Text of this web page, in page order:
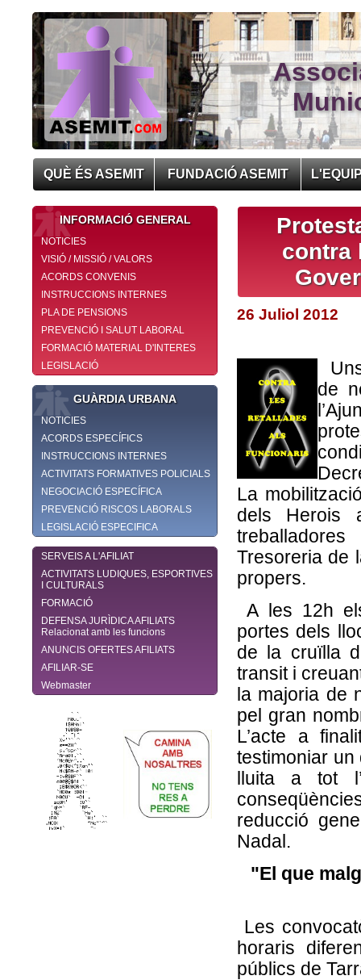
QUÈ ÉS ASEMIT FUNDACIÓ ASEMIT
INFORMACIÓ GENERAL
NOTICIES
VISIÓ / MISSIÓ / VALORS
ACORDS CONVENIS
INSTRUCCIONS INTERNES
PLA DE PENSIONS
PREVENCIÓ I SALUT LABORAL
FORMACIÓ MATERIAL D'INTERES
LEGISLACIÓ
GUÀRDIA URBANA
NOTICIES
ACORDS ESPECÍFICS
INSTRUCCIONS INTERNES
ACTIVITATS FORMATIVES POLICIALS
NEGOCIACIÓ ESPECÍFICA
PREVENCIÓ RISCOS LABORALS
LEGISLACIÓ ESPECIFICA
SERVEIS A L'AFILIAT
ACTIVITATS LUDIQUES, ESPORTIVES
I CULTURALS
FORMACIÓ
DEFENSA JURÌDICA AFILIATS
Relacionat amb les funcions
ANUNCIS OFERTES AFILIATS
AFILIAR-SE
Webmaster
contra
26 Juliol 2012
de
La
dels Herois
Tresoreria de
propers.
A les 12h
portes dels
de la cruïlla
transit i
la majoria de
pel gran
L’acte a
testimoniar
lluita a tot
reducció
Nadal.
"El que
Les
horaris
públics de